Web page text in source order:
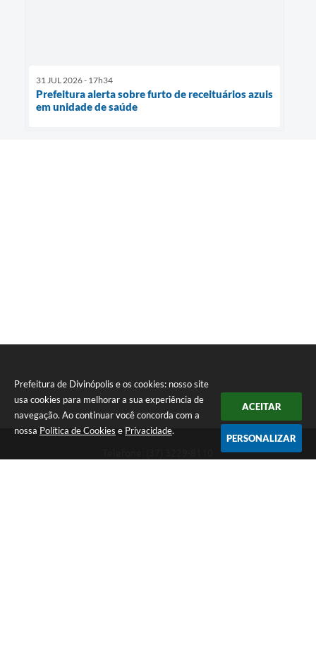
Prefeitura de Divinópolis e os cookies: nosso site
usa cookies para melhorar a sua experiência de
navegação. Ao continuar você concorda com a
nossa Política de Cookies e Privacidade.
ACEITAR
PERSONALIZAR
31 JUL 2026 - 17h34
Prefeitura alerta sobre furto de receituários azuis
em unidade de saúde